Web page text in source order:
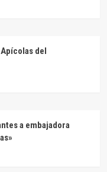
del
a embajadora